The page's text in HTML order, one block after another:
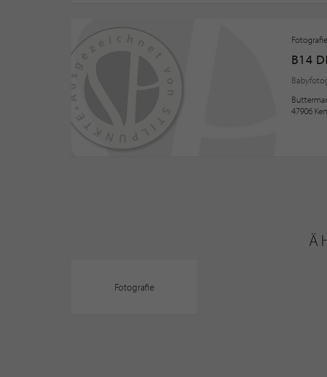
Fotografie
B14
47906
Fotografie